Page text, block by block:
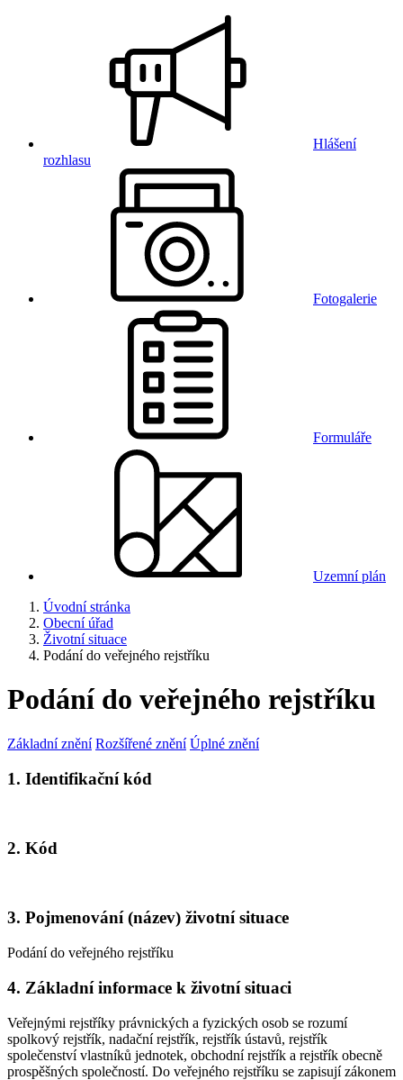
Hlášení
rozhlasu
Fotogalerie
Formuláře
Uzemní plán
Úvodní stránka
Obecní úřad
Životní situace
Podání do veřejného rejstříku
Podání do veřejného rejstříku
Základní znění Rozšířené znění Úplné znění
1. Identifikační kód
2. Kód
3. Pojmenování (název) životní situace
Podání do veřejného rejstříku
4. Základní informace k životní situaci
Veřejnými rejstříky právnických a fyzických osob se rozumí
spolkový rejstřík, nadační rejstřík, rejstřík ústavů, rejstřík
společenství vlastníků jednotek, obchodní rejstřík a rejstřík obecně
prospěšných společností. Do veřejného rejstříku se zapisují zákonem